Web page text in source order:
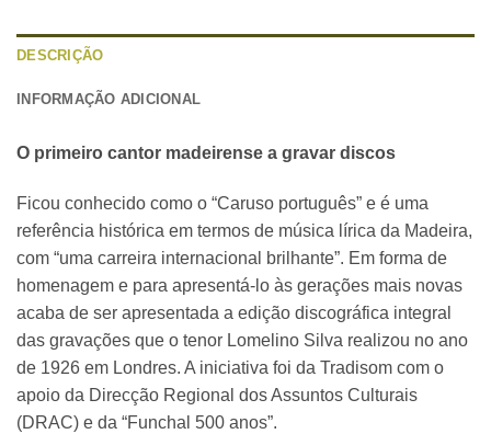
DESCRIÇÃO
INFORMAÇÃO ADICIONAL
O primeiro cantor madeirense a gravar discos
Ficou conhecido como o “Caruso português” e é uma
referência histórica em termos de música lírica da Madeira,
com “uma carreira internacional brilhante”. Em forma de
homenagem e para apresentá-lo às gerações mais novas
acaba de ser apresentada a edição discográfica integral
das gravações que o tenor Lomelino Silva realizou no ano
de 1926 em Londres. A iniciativa foi da Tradisom com o
apoio da Direcção Regional dos Assuntos Culturais
(DRAC) e da “Funchal 500 anos”.